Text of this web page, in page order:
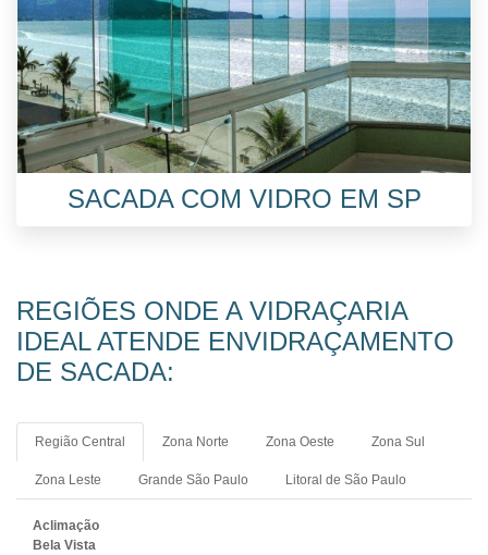
SACADA COM VIDRO EM SP
REGIÕES ONDE A VIDRAÇARIA
IDEAL ATENDE ENVIDRAÇAMENTO
DE SACADA:
Região Central Zona Norte Zona Oeste Zona Sul
Zona Leste Grande São Paulo Litoral de São Paulo
Aclimação
Bela Vista